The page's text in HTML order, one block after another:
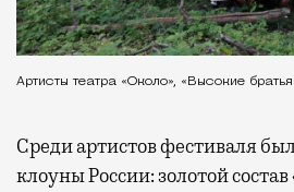
Артисты театра «Около», «Высокие
Среди артистов фестиваля
клоуны России: золотой